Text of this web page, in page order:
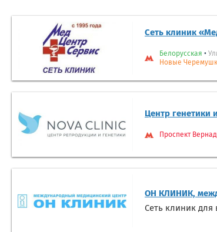
Сеть клиник
Белорусская •
Новые
Центр генетики
Проспект
ОН КЛИНИК,
Сеть клиник для